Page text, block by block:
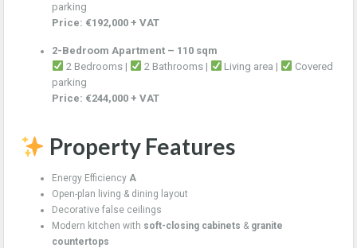
parking
Price: €192,000 + VAT
2-Bedroom Apartment – 110 sqm
2 Bedrooms |
2 Bathrooms | Living area |
Covered
parking
Price: €244,000 + VAT
Property Features
Energy Efficiency A
Open-plan living & dining layout
Decorative false ceilings
Modern kitchen with soft-closing cabinets & granite
countertops